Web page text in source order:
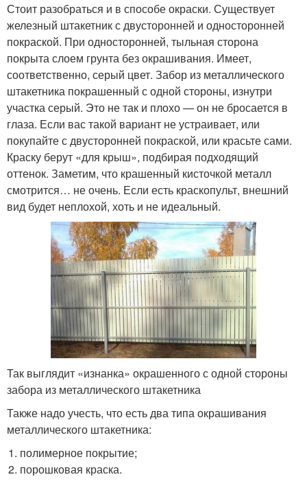
Стоит разобраться и в способе окраски. Существует
железный штакетник с двусторонней и односторонней
покраской. При односторонней, тыльная сторона
покрыта слоем грунта без окрашивания. Имеет,
соответственно, серый цвет. Забор из металлического
штакетника покрашенный с одной стороны, изнутри
участка серый. Это не так и плохо — он не бросается в
глаза. Если вас такой вариант не устраивает, или
покупайте с двусторонней покраской, или красьте сами.
Краску берут «для крыш», подбирая подходящий
оттенок. Заметим, что крашенный кисточкой металл
смотрится… не очень. Если есть краскопульт, внешний
вид будет неплохой, хоть и не идеальный.
Так выглядит «изнанка» окрашенного с одной стороны
забора из металлического штакетника
Также надо учесть, что есть два типа окрашивания
металлического штакетника:
полимерное покрытие;
порошковая краска.